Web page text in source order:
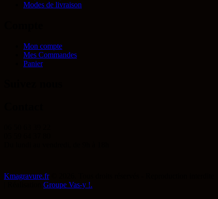
Modes de livraison
Mon compte
Mes Commandes
Panier
Kmagravure.fr© 2026. Tous droits réservés - Reproduction interdite
Groupe Vas-y !.